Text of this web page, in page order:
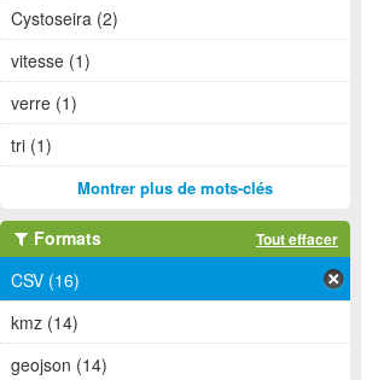
Cystoseira (2)
vitesse (1)
verre (1)
tri (1)
Montrer plus de mots-clés
Formats Tout effacer
CSV (16)
kmz (14)
geojson (14)